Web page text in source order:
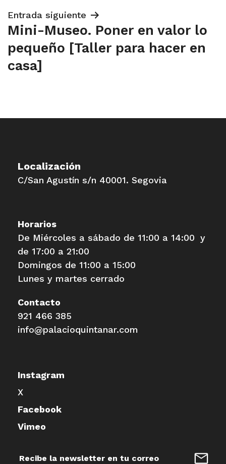
Entrada siguiente
Mini-Museo. Poner en valor lo
pequeño [Taller para hacer en
casa]
Localización
C/San Agustín s/n 40001. Segovia
Horarios
De Miércoles a sábado de 11:00 a 14:00 y
de 17:00 a 21:00
Domingos de 11:00 a 15:00
Lunes y martes cerrado
Contacto
921 466 385
info@palacioquintanar.com
Instagram
X
Facebook
Vimeo